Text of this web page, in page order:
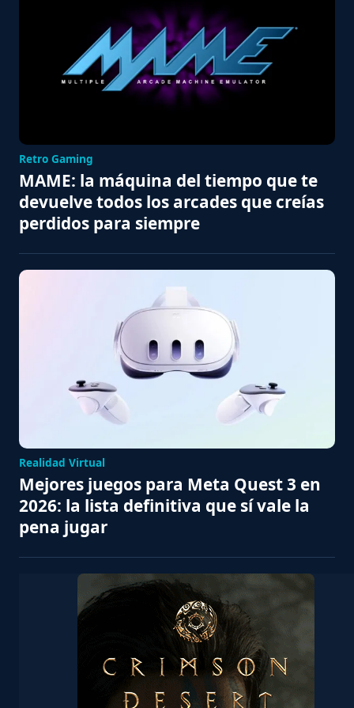
Retro Gaming
MAME: la máquina del tiempo que te
devuelve todos los arcades que creías
perdidos para siempre
Realidad Virtual
Mejores juegos para Meta Quest 3 en
2026: la lista definitiva que sí vale la
pena jugar